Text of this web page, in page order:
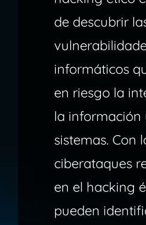
de descubrir
informáticos
en riesgo la
la información
sistemas. Con
ciberataques
en el hacking
pueden